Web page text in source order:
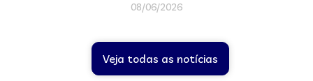
08/06/2026
Veja todas as notícias